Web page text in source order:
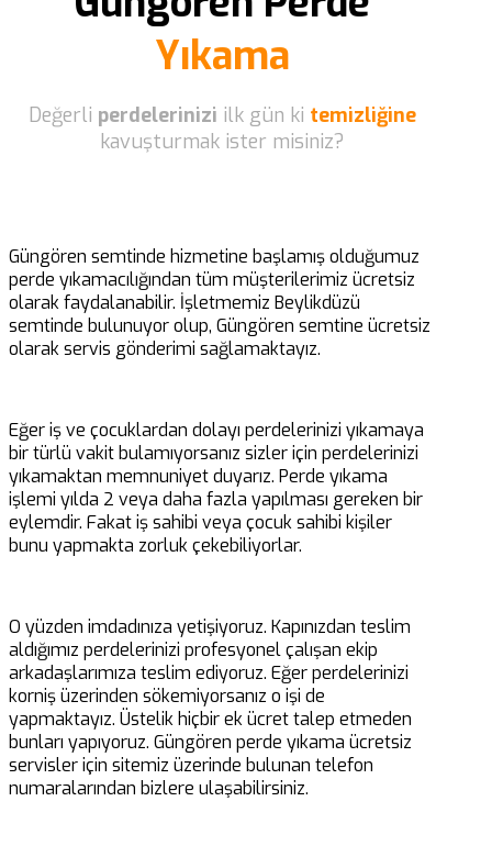
Yıkama
Değerli perdelerinizi ilk gün ki temizliğine
kavuşturmak ister misiniz?
Güngören semtinde hizmetine başlamış olduğumuz
perde yıkamacılığından tüm müşterilerimiz ücretsiz
olarak faydalanabilir. İşletmemiz Beylikdüzü
semtinde bulunuyor olup, Güngören semtine ücretsiz
olarak servis gönderimi sağlamaktayız.
Eğer iş ve çocuklardan dolayı perdelerinizi yıkamaya
bir türlü vakit bulamıyorsanız sizler için perdelerinizi
yıkamaktan memnuniyet duyarız. Perde yıkama
işlemi yılda 2 veya daha fazla yapılması gereken bir
eylemdir. Fakat iş sahibi veya çocuk sahibi kişiler
bunu yapmakta zorluk çekebiliyorlar.
O yüzden imdadınıza yetişiyoruz. Kapınızdan teslim
aldığımız perdelerinizi profesyonel çalışan ekip
arkadaşlarımıza teslim ediyoruz. Eğer perdelerinizi
korniş üzerinden sökemiyorsanız o işi de
yapmaktayız. Üstelik hiçbir ek ücret talep etmeden
bunları yapıyoruz. Güngören perde yıkama ücretsiz
servisler için sitemiz üzerinde bulunan telefon
numaralarından bizlere ulaşabilirsiniz.